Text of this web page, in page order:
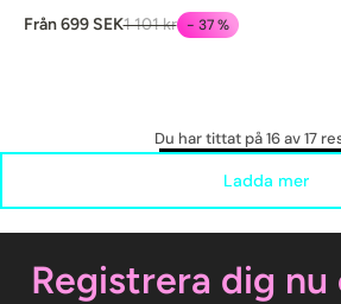
Anpassning och Bekvämlighet
Från 699 SEK1 101 kr - 37 %
Du har tittat på 16 av 17
Ladda mer
Registrera dig